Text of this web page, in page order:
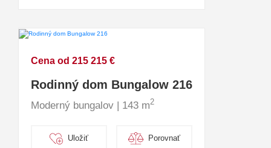
Cena od 215 215 €
Rodinný dom Bungalow 216
Moderný bungalov | 143 m2
Uložiť Porovnať